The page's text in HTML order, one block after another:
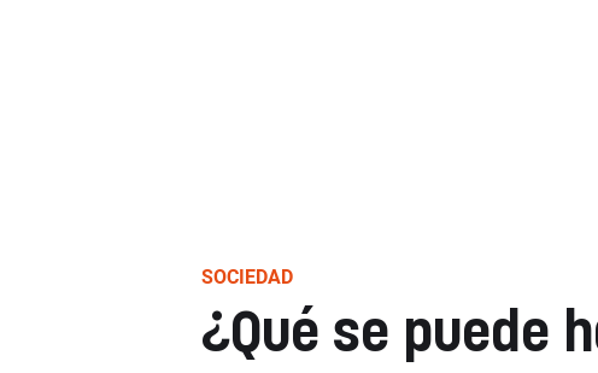
SOCIEDAD
¿Qué se puede